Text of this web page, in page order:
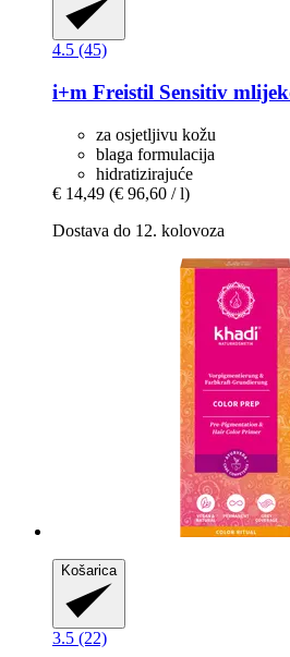
4.5 (45)
i+m Freistil Sensitiv
za osjetljivu kožu
blaga formulacija
hidratizirajuće
€ 14,49 (€ 96,60 / l)
Dostava do 12. kolovoza
Košarica
3.5 (22)